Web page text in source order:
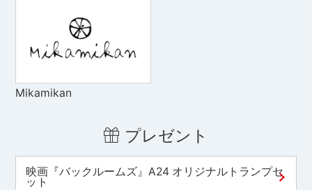
Mikamikan
プレゼント
映画『バックルームズ』A24 オリジナルトランプセ
ット